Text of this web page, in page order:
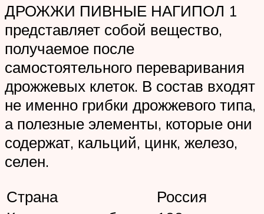
ДРОЖЖИ ПИВНЫЕ НАГИПОЛ 1
представляет собой вещество,
получаемое после
самостоятельного переваривания
дрожжевых клеток. В состав входят
не именно грибки дрожжевого типа,
а полезные элементы, которые они
содержат, кальций, цинк, железо,
селен.
Страна
Россия